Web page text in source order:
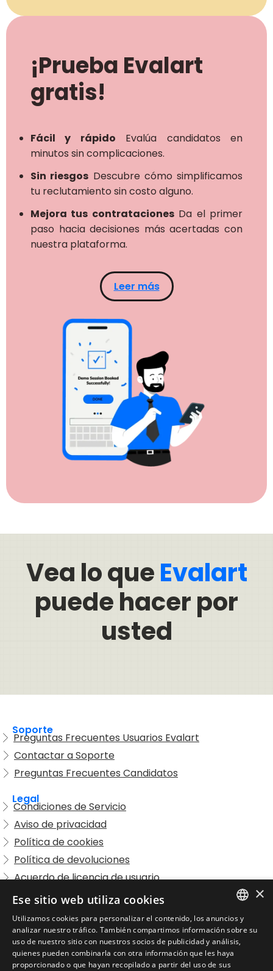
¡Prueba Evalart
gratis!
Fácil y rápido Evalúa candidatos en
minutos sin complicaciones.
Sin riesgos Descubre cómo simplificamos
tu reclutamiento sin costo alguno.
Mejora tus contratacionesDa el primer
paso hacia decisiones más acertadas con
nuestra plataforma.
Leer más
Vea lo queEvalart
puede hacer por
usted
Soporte
Preguntas Frecuentes Usuarios Evalart
Contactar a Soporte
Preguntas Frecuentes Candidatos
Legal
Condiciones de Servicio
Aviso de privacidad
Política de cookies
Política de devoluciones
Acuerdo de licencia de usuario
Aviso legal
Política de uso aceptable
Empresa
Acerca de nosotros
Blog
ENGLISH
SPANISH
×
Ese sitio web utiliza cookies
Utilizamos cookies para personalizar el contenido, los anuncios y
analizar nuestro tráfico. También compartimos información sobre su
uso de nuestro sitio con nuestros socios de publicidad y análisis,
quienes pueden combinarla con otra información que les haya
proporcionado o que hayan recopilado a partir del uso de sus